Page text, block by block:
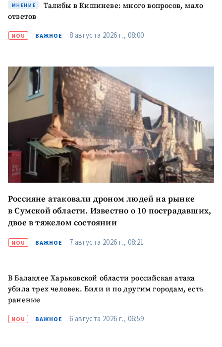
МНЕНИЕ
Талибы в Кишиневе: много вопросов, мало
ответов
NOU ВАЖНОЕ 8 августа 2026 г., 08:00
Россияне атаковали дроном людей на рынке
в Сумской области. Известно о 10 пострадавших,
двое в тяжелом состоянии
NOU ВАЖНОЕ 7 августа 2026 г., 08:21
В Балаклее Харьковской области российская атака
убила трех человек. Били и по другим городам, есть
раненые
NOU ВАЖНОЕ 6 августа 2026 г., 06:59
Фотография
изображение
Ссылка на медиа
медиа
Текст новости
+ Добавить текст
новости
КОНТАКТНЫЙ ИСТОЧНИК
Анонимный источник
Имя + Моё имя
Электронная почта
+ Мой email
Телефон
+ Личный телефон
с политикой
ОТПРАВИТЬ НОВОСТЬ